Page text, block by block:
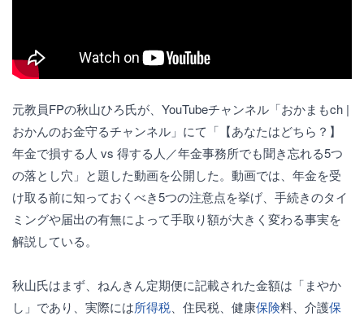
元教員FPの秋山ひろ氏が、YouTubeチャンネル「おかまもch |
おかんのお金守るチャンネル」にて「【あなたはどちら？】
年金で損する人 vs 得する人／年金事務所でも聞き忘れる5つ
の落とし穴」と題した動画を公開した。動画では、年金を受
け取る前に知っておくべき5つの注意点を挙げ、手続きのタイ
ミングや届出の有無によって手取り額が大きく変わる事実を
解説している。
秋山氏はまず、ねんきん定期便に記載された金額は「まやか
し」であり、実際には所得税 、住民税、健康保険料、介護保